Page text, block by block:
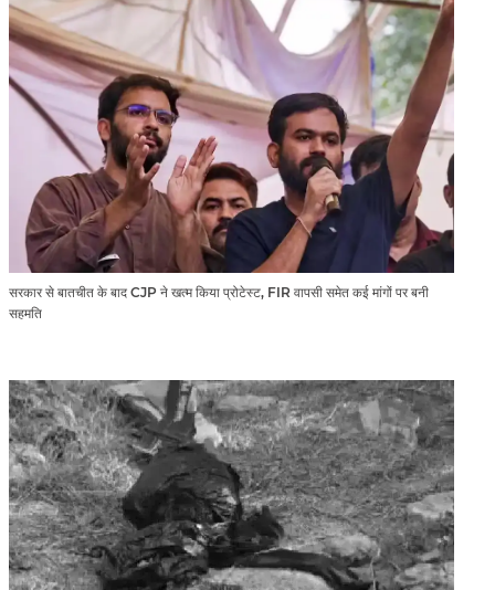
सरकार से बातचीत के बाद CJP ने खत्म किया प्रोटेस्ट, FIR वापसी समेत कई मांगों पर बनी
सहमति